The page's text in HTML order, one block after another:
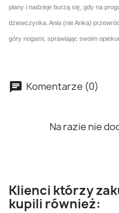
plany i nadzieje burzą się, gdy na
dziewczynka. Ania (nie Anka)
góry nogami, sprawiając swoim
Komentarze (0)
Na razie nie
Klienci którzy
kupili również: